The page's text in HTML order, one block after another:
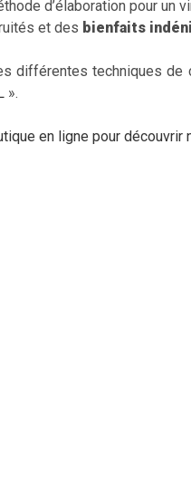
d’élaboration pour un
et des bienfaits
différentes techniques
».
en ligne pour